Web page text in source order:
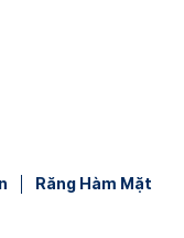
Răng Hàm Mặt